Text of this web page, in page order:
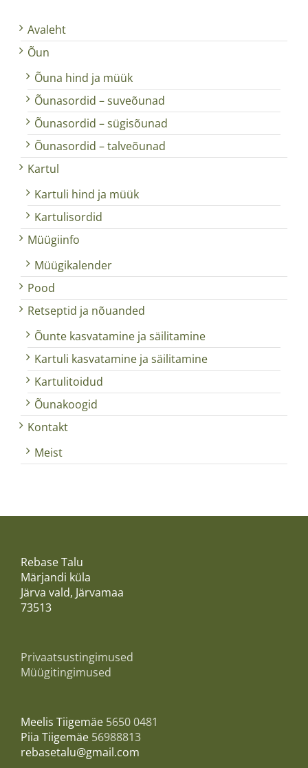
Avaleht
Õun
Õuna hind ja müük
Õunasordid – suveõunad
Õunasordid – sügisõunad
Õunasordid – talveõunad
Kartul
Kartuli hind ja müük
Kartulisordid
Müügiinfo
Müügikalender
Pood
Retseptid ja nõuanded
Õunte kasvatamine ja säilitamine
Kartuli kasvatamine ja säilitamine
Kartulitoidud
Õunakoogid
Kontakt
Meist
Rebase Talu
Märjandi küla
Järva vald, Järvamaa
73513
Privaatsustingimused
Müügitingimused
Meelis Tiigemäe 5650 0481
Piia Tiigemäe 56988813
rebasetalu@gmail.com